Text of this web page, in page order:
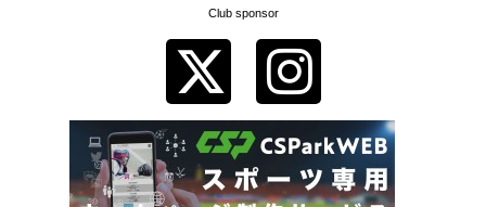
Club sponsor